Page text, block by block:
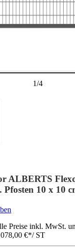
1/4
ALBERTS
Pfosten 10 x 10
Preise inkl. MwSt.
€*/ ST